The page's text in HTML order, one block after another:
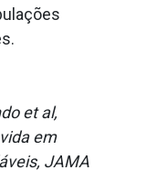
et al,
em
JAMA